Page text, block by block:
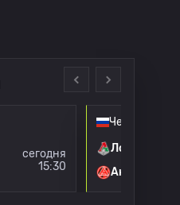
сегодня
15:30
Чемпионат
Локомотив
Акрон